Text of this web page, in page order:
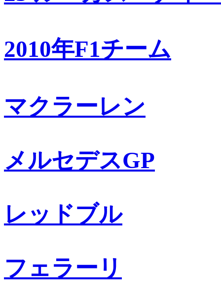
2010年F1チーム
マクラーレン
メルセデスGP
レッドブル
フェラーリ